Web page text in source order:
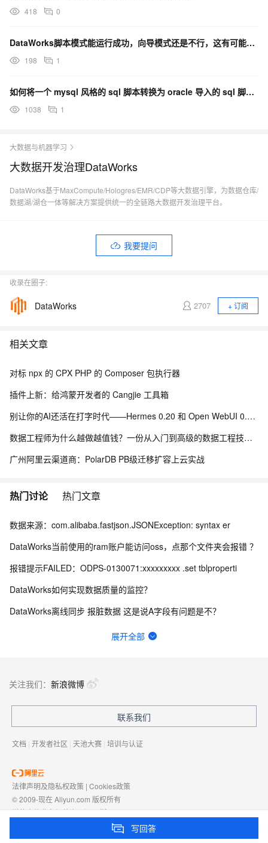
418 0
DataWorks脚本模式能运行成功，向导模式还是不行，这有可能是什么原因呀？
198 1
如何将一个 mysql 风格的 sql 脚本转换为 oracle 导入的 sql 脚本：报错
1038 1
大数据与机器学习
大数据开发治理DataWorks
DataWorks基于MaxCompute/Hologres/EMR/CDP等大数据引擎，为数据仓库/
数据湖/湖仓一体等解决方案提供统一的全链路大数据开发治理平台。
我要提问
收录在圈子:
DataWorks 2707 + 订阅
相关文章
对标 npx 的 CPX PHP 的 Composer 包执行器
插件上新：给鸿蒙开发者的 Cangjie 工具箱
别让你的AI还活在打字时代——Hermes 0.20 和 Open WebUI 0.11 这波更新，把智能助手从"工具"推到了"伙伴"
数据工程师为什么越做越值钱？一份从入门到高级的数据工程技能树、项目实战与简历升级指南
广州阿里云渠道商：PolarDB PB级迁移扩容上云实战
热门讨论 热门文章
数据来源：com.alibaba.fastjson.JSONException: syntax er
DataWorks当前使用的ram账户能访问oss，点那个文件夹会报错 ？
报错提示FAILED：ODPS-0130071:xxxxxxxxx .set tblproperti
DataWorks如何实现数据质量的监控？
DataWorks离线同步 报脏数据 这是说A字段有问题是不？
DataWorks Invalid regular expression pattern - ?
请问这里的延迟是什么含义？可以通过什么方式优化？
展开全部
写回答
关注我们： 新浪微博
联系我们
文档 | 开发者社区 | 天池大赛 | 培训与认证
法律声明及隐私权政策 | Cookies政策
© 2009-现在 Aliyun.com 版权所有
增值电信业务经营许可证： 浙B2-20080101
浙D3-20210002
浙公网安备 33010602009975号浙B2-20080101-4